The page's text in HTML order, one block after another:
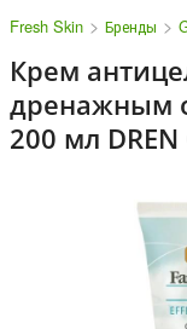
Fresh Skin > Бренды >
Крем
дренажным
200 мл
M N O P